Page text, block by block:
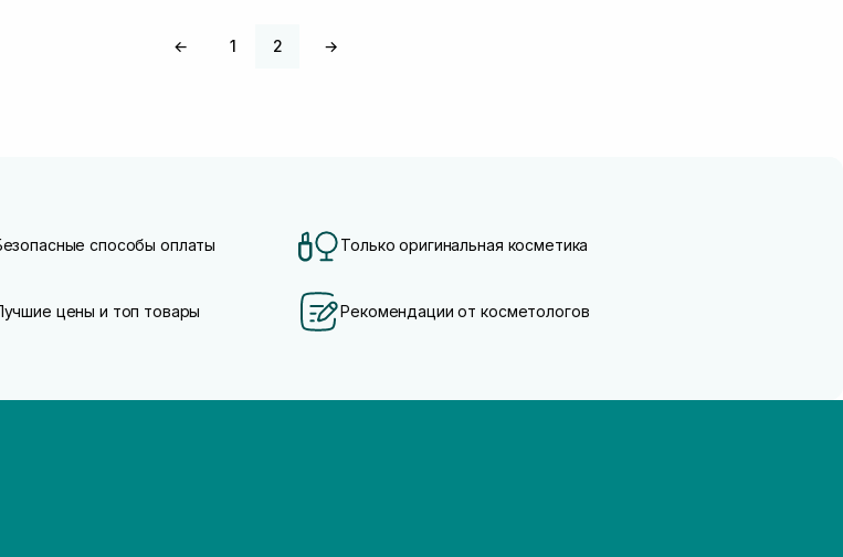
← 1 2 →
способы оплаты Только оригинальная косметика
цены и топ товары Рекомендации от косметологов